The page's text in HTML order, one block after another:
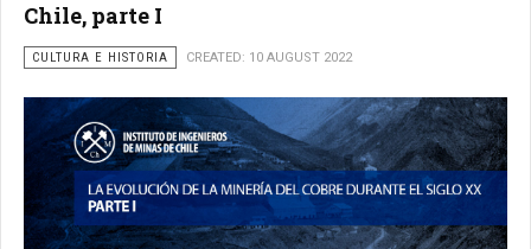
Chile, parte I
CULTURA E HISTORIA CREATED: 10 AUGUST 2022